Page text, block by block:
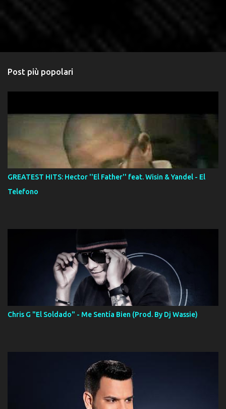
Post più popolari
GREATEST HITS: Hector ''El Father'' feat. Wisin & Yandel - El
Telefono
Chris G "El Soldado" - Me Sentía Bien (Prod. By Dj Wassie)